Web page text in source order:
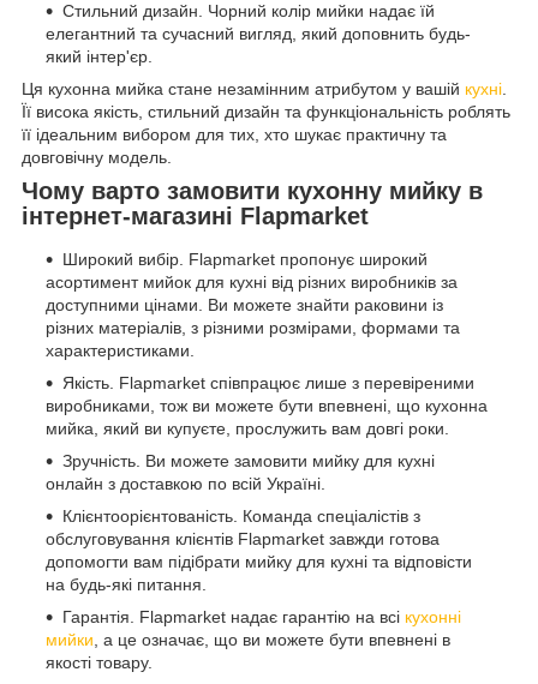
Стильний дизайн. Чорний колір мийки надає їй
елегантний та сучасний вигляд, який доповнить будь-
який інтер'єр.
Ця кухонна мийка стане незамінним атрибутом у вашій кухні.
Її висока якість, стильний дизайн та функціональність роблять
її ідеальним вибором для тих, хто шукає практичну та
довговічну модель.
Чому варто замовити кухонну мийку в
інтернет-магазині Flapmarket
Широкий вибір. Flapmarket пропонує широкий
асортимент мийок для кухні від різних виробників за
доступними цінами. Ви можете знайти раковини із
різних матеріалів, з різними розмірами, формами та
характеристиками.
Якість. Flapmarket співпрацює лише з перевіреними
виробниками, тож ви можете бути впевнені, що кухонна
мийка, який ви купуєте, прослужить вам довгі роки.
Зручність. Ви можете замовити мийку для кухні
онлайн з доставкою по всій Україні.
Клієнтоорієнтованість. Команда спеціалістів з
обслуговування клієнтів Flapmarket завжди готова
допомогти вам підібрати мийку для кухні та відповісти
на будь-які питання.
Гарантія. Flapmarket надає гарантію на всі кухонні
мийки , а це означає, що ви можете бути впевнені в
якості товару.